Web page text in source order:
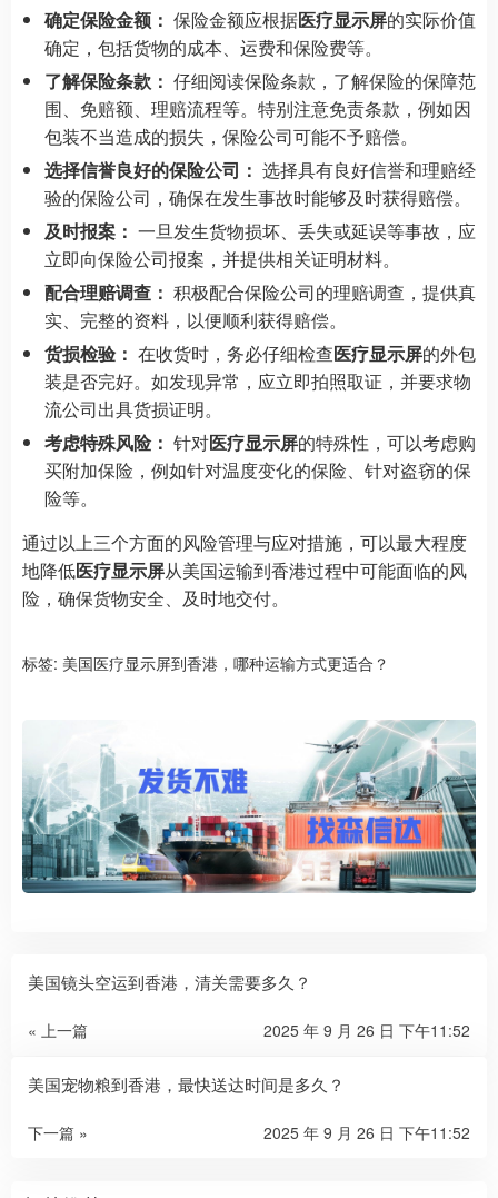
确定保险金额： 保险金额应根据医疗显示屏的实际价值
确定，包括货物的成本、运费和保险费等。
了解保险条款： 仔细阅读保险条款，了解保险的保障范
围、免赔额、理赔流程等。特别注意免责条款，例如因
包装不当造成的损失，保险公司可能不予赔偿。
选择信誉良好的保险公司： 选择具有良好信誉和理赔经
验的保险公司，确保在发生事故时能够及时获得赔偿。
及时报案： 一旦发生货物损坏、丢失或延误等事故，应
立即向保险公司报案，并提供相关证明材料。
配合理赔调查： 积极配合保险公司的理赔调查，提供真
实、完整的资料，以便顺利获得赔偿。
货损检验： 在收货时，务必仔细检查医疗显示屏的外包
装是否完好。如发现异常，应立即拍照取证，并要求物
流公司出具货损证明。
考虑特殊风险： 针对医疗显示屏的特殊性，可以考虑购
买附加保险，例如针对温度变化的保险、针对盗窃的保
险等。
通过以上三个方面的风险管理与应对措施，可以最大程度
地降低医疗显示屏从美国运输到香港过程中可能面临的风
险，确保货物安全、及时地交付。
标签: 美国医疗显示屏到香港，哪种运输方式更适合？
美国镜头空运到香港，清关需要多久？
« 上一篇 2025 年 9 月 26 日 下午11:52
美国宠物粮到香港，最快送达时间是多久？
下一篇 » 2025 年 9 月 26 日 下午11:52